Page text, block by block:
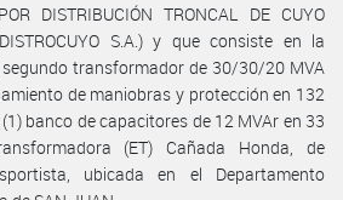
DISTRIBUCIÓN TRONCAL DE CUYO
S.A.) y que consiste en la
transformador de 30/30/20 MVA
de maniobras y protección en 132
banco de capacitores de 12 MVAr en 33
(ET) Cañada Honda, de
ubicada en el Departamento